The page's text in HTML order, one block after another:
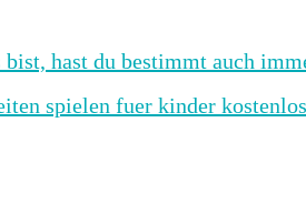
hast du bestimmt auch